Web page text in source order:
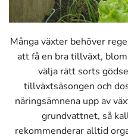
Många växter behöver
att få en bra tillväxt,
välja rätt sorts
tillväxtsäsongen och
näringsämnena upp av
grundvattnet, så
rekommenderar alltid